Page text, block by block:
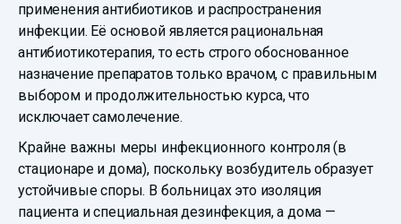
применения антибиотиков и распространения
инфекции. Её основой является рациональная
антибиотикотерапия, то есть строго обоснованное
назначение препаратов только врачом, с правильным
выбором и продолжительностью курса, что
исключает самолечение.
Крайне важны меры инфекционного контроля (в
стационаре и дома), поскольку возбудитель образует
устойчивые споры. В больницах это изоляция
пациента и специальная дезинфекция, а дома —